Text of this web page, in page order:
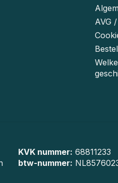
AVG
KVK nummer: 68811233
btw-nummer: